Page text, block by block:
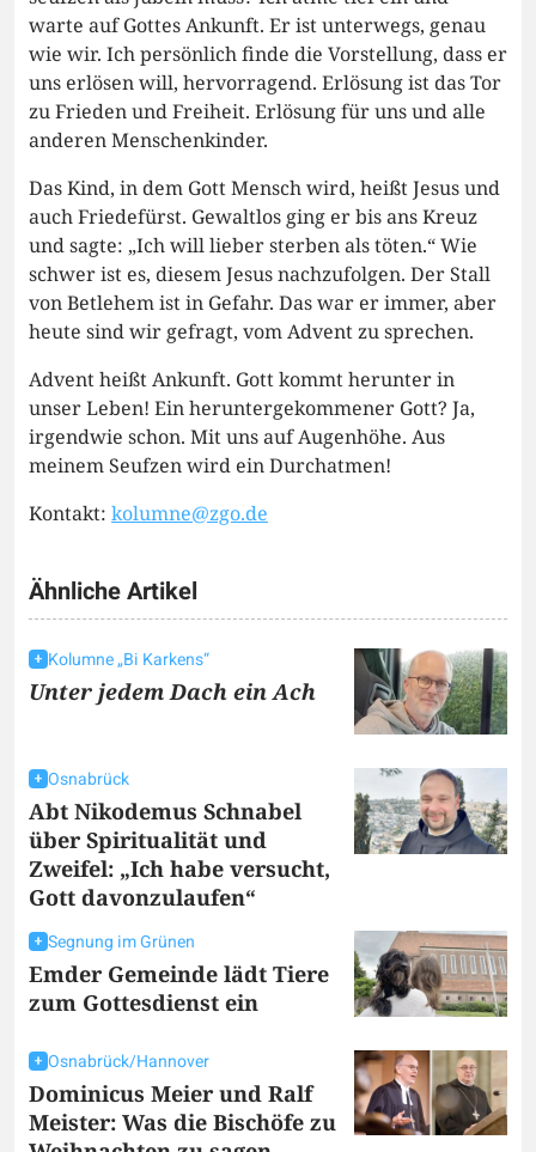
warte auf Gottes Ankunft. Er ist unterwegs, genau
wie wir. Ich persönlich finde die Vorstellung, dass er
uns erlösen will, hervorragend. Erlösung ist das Tor
zu Frieden und Freiheit. Erlösung für uns und alle
anderen Menschenkinder.
Das Kind, in dem Gott Mensch wird, heißt Jesus und
auch Friedefürst. Gewaltlos ging er bis ans Kreuz
und sagte: „Ich will lieber sterben als töten.“ Wie
schwer ist es, diesem Jesus nachzufolgen. Der Stall
von Betlehem ist in Gefahr. Das war er immer, aber
heute sind wir gefragt, vom Advent zu sprechen.
Advent heißt Ankunft. Gott kommt herunter in
unser Leben! Ein heruntergekommener Gott? Ja,
irgendwie schon. Mit uns auf Augenhöhe. Aus
meinem Seufzen wird ein Durchatmen!
Kontakt: kolumne@zgo.de
Ähnliche Artikel
Kolumne „Bi Karkens“
Unter jedem Dach ein Ach
Osnabrück
Abt Nikodemus Schnabel
über Spiritualität und
Zweifel: „Ich habe versucht,
Gott davonzulaufen“
Segnung im Grünen
Emder Gemeinde lädt Tiere
zum Gottesdienst ein
Osnabrück/Hannover
Dominicus Meier und Ralf
Meister: Was die Bischöfe zu